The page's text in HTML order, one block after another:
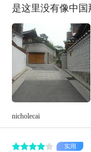
是这里没有像中
nicholecai
实用